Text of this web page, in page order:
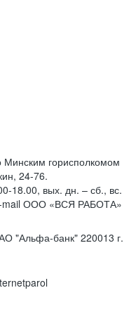
горисполкомом
24-76.
18.00, вых. дн. – сб., вс.
mail ООО «ВСЯ РАБОТА»
"Альфа-банк" 220013 г.